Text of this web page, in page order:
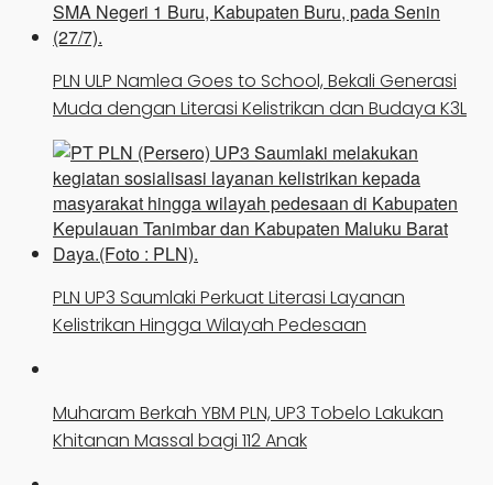
PLN ULP Namlea Goes to School, Bekali Generasi
Muda dengan Literasi Kelistrikan dan Budaya K3L
PLN UP3 Saumlaki Perkuat Literasi Layanan
Kelistrikan Hingga Wilayah Pedesaan
Muharam Berkah YBM PLN, UP3 Tobelo Lakukan
Khitanan Massal bagi 112 Anak